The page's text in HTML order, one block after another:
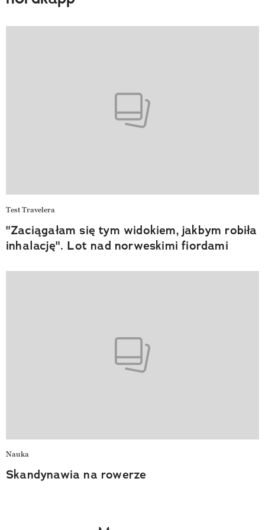
Test Travelera
"Zaciągałam się tym widokiem, jakbym robiła
inhalację". Lot nad norweskimi fiordami
Nauka
Skandynawia na rowerze